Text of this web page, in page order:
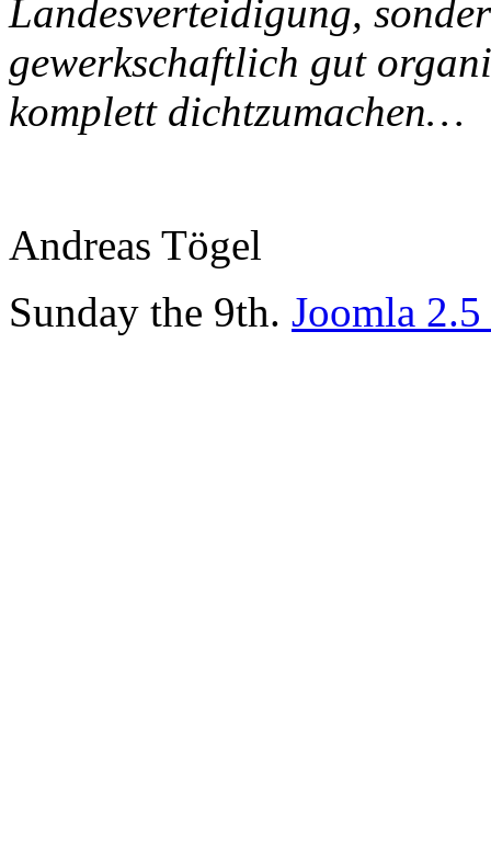
Landesverteidigung,
gewerkschaftlich gut
komplett dichtzumachen…
Andreas Tögel
Sunday the 9th. Joomla